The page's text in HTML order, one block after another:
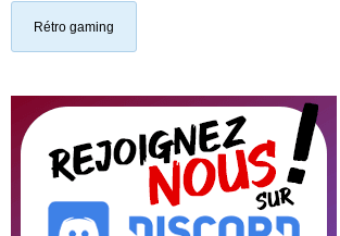
Rétro gaming